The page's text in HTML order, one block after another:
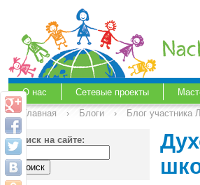
О нас Сетевые проекты
Главная
› Блоги › Блог участника
Поиск на сайте: